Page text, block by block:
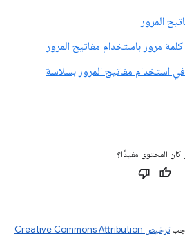
المرور
مرور باستخدام مفاتيح المرور
استخدام مفاتيح المرور بسلاسة
كان المحتوى مفيدًا؟
ترخيص Creative Commons Attribution